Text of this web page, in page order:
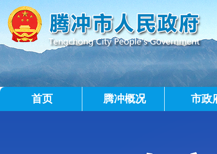
首页 腾冲概况 市政